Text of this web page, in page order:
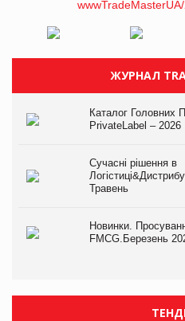
ЖУРНАЛ
Каталог Головних
PrivateLabel – 2026
Сучасні рішення в
Травень
Новинки.
FMCG.Березень